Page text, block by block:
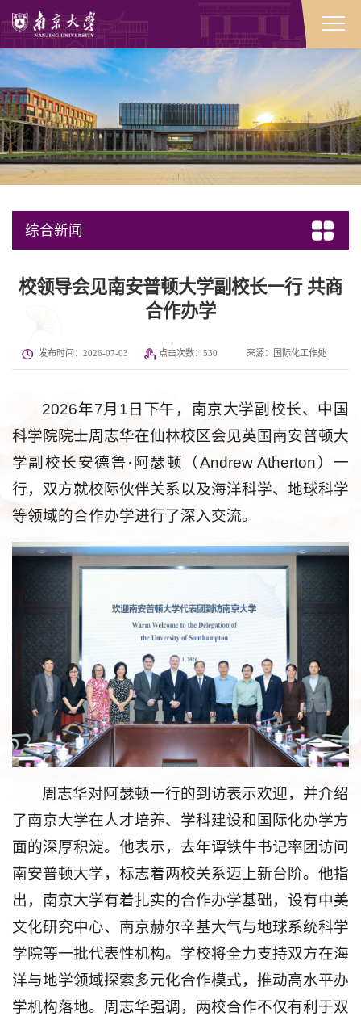
综合新闻
校领导会见南安普顿大学副校长一行 共商
合作办学
发布时间：2026-07-03 点击次数： 530 来源：国际化工作处
2026年7月1日下午，南京大学副校长、中国
科学院院士周志华在仙林校区会见英国南安普顿大
学副校长安德鲁·阿瑟顿（Andrew Atherton）一
行，双方就校际伙伴关系以及海洋科学、地球科学
等领域的合作办学进行了深入交流。
周志华对阿瑟顿一行的到访表示欢迎，并介绍
了南京大学在人才培养、学科建设和国际化办学方
面的深厚积淀。他表示，去年谭铁牛书记率团访问
南安普顿大学，标志着两校关系迈上新台阶。他指
出，南京大学有着扎实的合作办学基础，设有中美
文化研究中心、南京赫尔辛基大气与地球系统科学
学院等一批代表性机构。学校将全力支持双方在海
洋与地学领域探索多元化合作模式，推动高水平办
学机构落地。周志华强调，两校合作不仅有利于双